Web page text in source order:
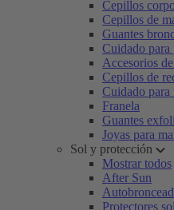
Cepillos
Cepillos de
Guantes
Cuidado para
Accesorios
Cepillos de
Cuidado para
Franela
Guantes
Joyas para
Sol y protección
Mostrar todos
After Sun
Protectores